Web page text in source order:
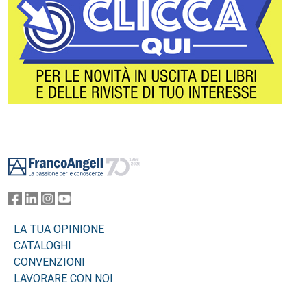
LA TUA OPINIONE
CATALOGHI
CONVENZIONI
LAVORARE CON NOI